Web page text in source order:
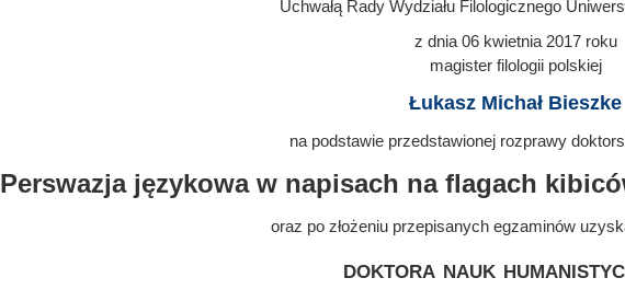
Uchwałą Rady Wydziału Filologicznego
z dnia 06 kwietnia 2017roku
magister filologii polskiej
Łukasz Michał Bieszke
na podstawie przedstawionej rozprawy
Perswazja językowa w napisach na flagach
oraz po złożeniu przepisanych egzaminów
doktora nauk